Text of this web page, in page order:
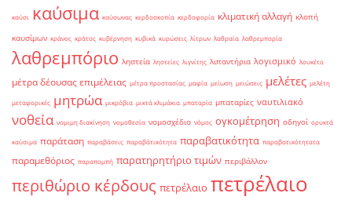
καύσι καύσιμα καύσωνας κερδοσκοπία κερδοφορία κλιματική αλλαγή κλοπή
καυσίμων κράνος κράτος κυβέρνηση κυβικά κυρώσεις λίτρων λαθραία λαθρεμπορία
λαθρεμπόριο ληστεία ληστείες λιγνίτης λιπαντήρια λογισμικό λουκέτο
μέτρα δέουσας επιμέλειας μέτρα προστασίας μαφία μείωση μειώσεις μελέτες μελέτη
μεταφορικές μητρώα μικρόβια μικτά κλιμάκια μπαταρία μπαταρίες ναυτιλιακό
νοθεία νομιμη διακίνηση νομοθεσία νομοσχέδιο νόμος ογκομέτρηση οδηγοί ορυκτά
καύσιμα παράταση παραβάσεις παραβάτικότητα παραβατικότητα παραβατικότητατα
παραμεθόριος παραπομπή παρατηρητήριο τιμών περιβάλλον
περιθώριο κέρδους πετρέλαιο πετρέλαιο